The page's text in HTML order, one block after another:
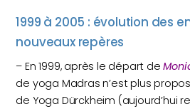
1999 à 2005 : évolution des
nouveaux repères
– En 1999, après le départ de
de yoga Madras n’est plus
de Yoga Dürckheim (aujourd’hui